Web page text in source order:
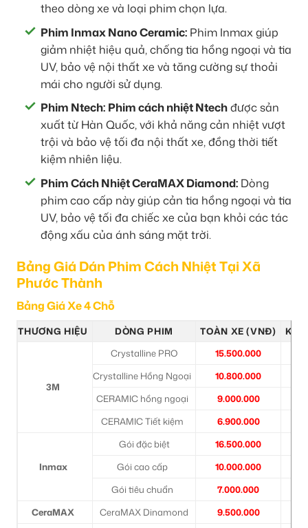
theo dòng xe và loại phim chọn lựa.
Phim Inmax Nano Ceramic: Phim Inmax giúp
giảm nhiệt hiệu quả, chống tia hồng ngoại và tia
UV, bảo vệ nội thất xe và tăng cường sự thoải
mái cho người sử dụng.
Phim Ntech: Phim cách nhiệt Ntechđược sản
xuất từ Hàn Quốc, với khả năng cản nhiệt vượt
trội và bảo vệ tối đa nội thất xe, đồng thời tiết
kiệm nhiên liệu.
Phim Cách Nhiệt CeraMAX Diamond: Dòng
phim cao cấp này giúp cản tia hồng ngoại và tia
UV, bảo vệ tối đa chiếc xe của bạn khỏi các tác
động xấu của ánh sáng mặt trời.
Bảng Giá Dán Phim Cách Nhiệt Tại Xã
Phước Thành
Bảng Giá Xe 4 Chỗ
THƯƠNG HIỆU DÒNG PHIM TOÀN XE (VNĐ)
3M
Crystalline PRO 15.500.000
Crystalline Hồng Ngoại
10.800.000
CERAMIC hồng ngoại
9.000.000
CERAMIC Tiết kiệm
6.900.000
Inmax
Gói đặc biệt 16.500.000
Gói cao cấp
10.000.000
Gói tiêu chuẩn
7.000.000
CeraMAX
CeraMAX Dinamond 9.500.000